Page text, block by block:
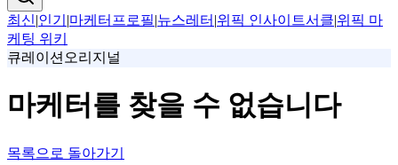
최신|인기 |마케터프로필|뉴스레터 |위픽 인사이트서클|위픽 마
케팅 위키
큐레이션 오리지널
마케터를 찾을 수 없습니다
목록으로 돌아가기